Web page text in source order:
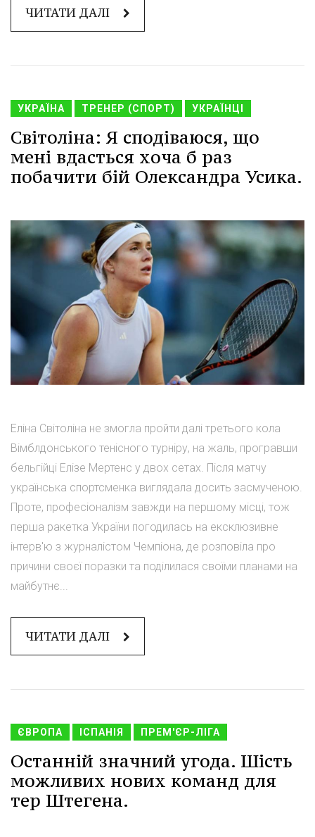
ЧИТАТИ ДАЛІ
УКРАЇНА ТРЕНЕР (СПОРТ) УКРАЇНЦІ
Світоліна: Я сподіваюся, що
мені вдасться хоча б раз
побачити бій Олександра Усика.
Еліна Світоліна не змогла пройти далі третього кола
Вімблдонського тенісного турніру, на жаль, програвши
бельгійці Елізе Мертенс у двох сетах. Після матчу
українська спортсменка виглядала досить засмученою.
Проте, професіоналізм завжди на першому місці, тож
перша ракетка України погодилась на ексклюзивне
інтерв'ю з журналістом Чемпіона, де розповіла про
причини своєї поразки та поділилася своїми планами на
майбутнє...
ЧИТАТИ ДАЛІ
ЄВРОПА ІСПАНІЯ ПРЕМ'ЄР-ЛІГА
Останній значний угода. Шість
можливих нових команд для
тер Штегена.